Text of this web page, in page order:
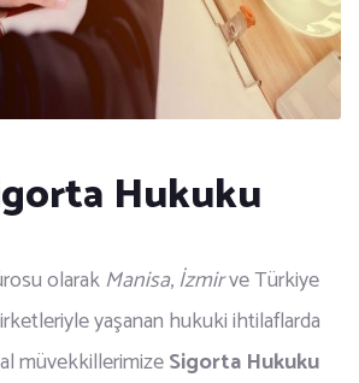
Hukuku
olarakManisa,İzmirve Türkiye
yaşanan hukuki ihtilaflarda
müvekkillerimizeSigorta Hukuku